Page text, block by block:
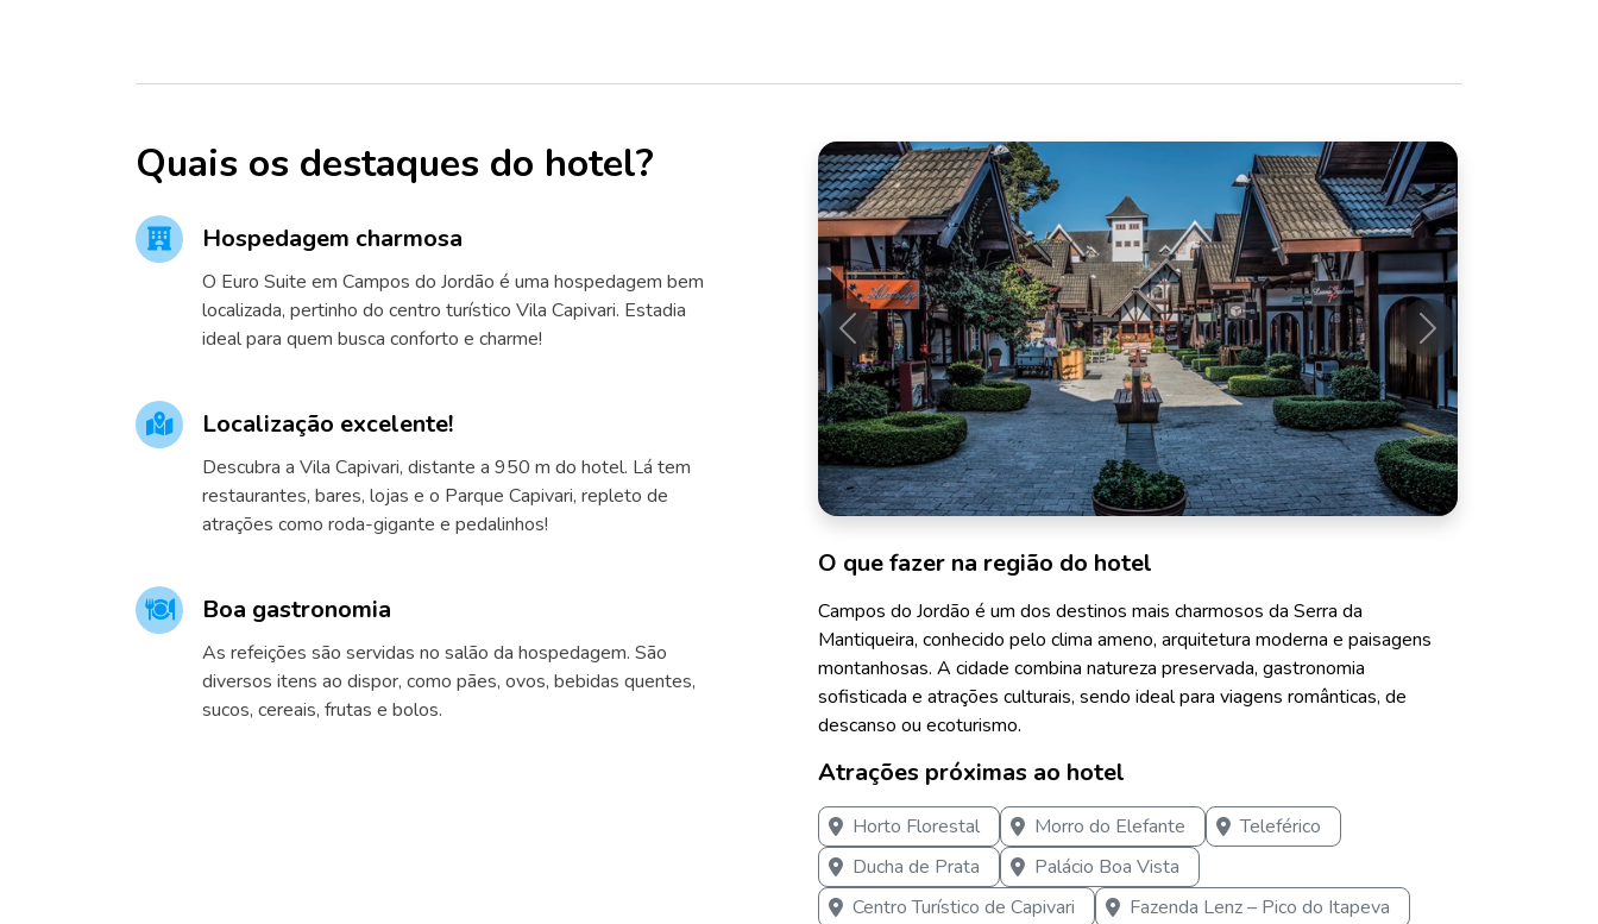
Quais os destaques do hotel?
Hospedagem charmosa
O Euro Suite em Campos do Jordão é uma hospedagem bem
localizada, pertinho do centro turístico Vila Capivari. Estadia
ideal para quem busca conforto e charme!
Localização excelente!
Descubra a Vila Capivari, distante a 950 m do hotel. Lá tem
restaurantes, bares, lojas e o Parque Capivari, repleto de
atrações como roda-gigante e pedalinhos!
Boa gastronomia
As refeições são servidas no salão da hospedagem. São
diversos itens ao dispor, como pães, ovos, bebidas quentes,
sucos, cereais, frutas e bolos.
O que fazer na região do hotel
Anterior Próximo
Campos do Jordão é um dos destinos mais charmosos da Serra da
Mantiqueira, conhecido pelo clima ameno, arquitetura moderna e paisagens
montanhosas. A cidade combina natureza preservada, gastronomia
sofisticada e atrações culturais, sendo ideal para viagens românticas, de
descanso ou ecoturismo.
Atrações próximas ao hotel
Horto Florestal Morro do Elefante
Teleférico
Ducha de Prata
Palácio Boa Vista
Centro Turístico de Capivari
Fazenda Lenz – Pico do Itapeva